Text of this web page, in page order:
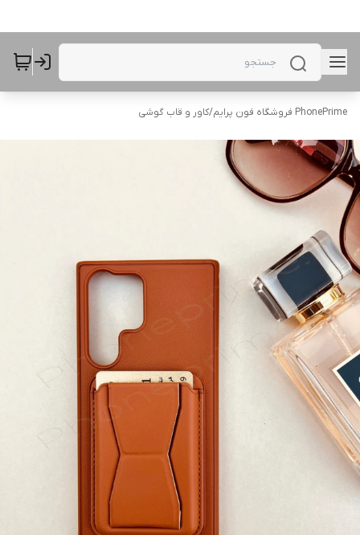
PhonePrime فروشگاه فون پرایم /کاور و قاب گوشی